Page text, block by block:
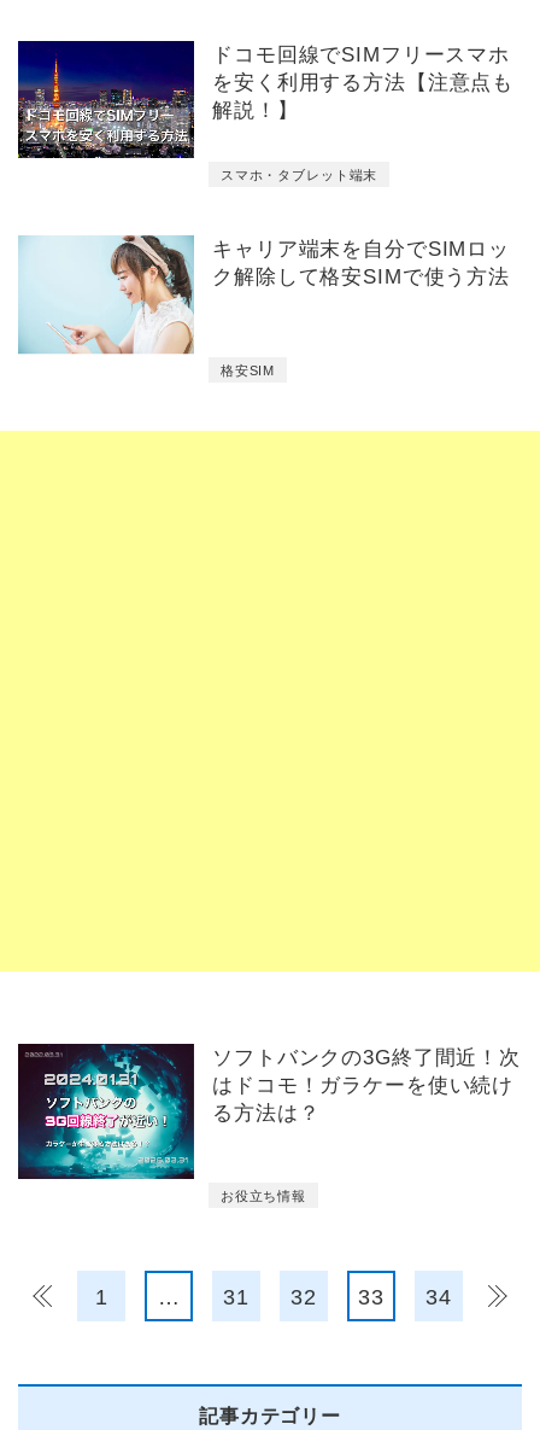
ドコモ回線でSIMフリースマホ
を安く利用する方法【注意点も
解説！】
スマホ・タブレット端末
キャリア端末を自分でSIMロッ
ク解除して格安SIMで使う方法
格安SIM
ソフトバンクの3G終了間近！次
はドコモ！ガラケーを使い続け
る方法は？
お役立ち情報
＜ 1 … 31 32 33 34 ＞
記事カテゴリー